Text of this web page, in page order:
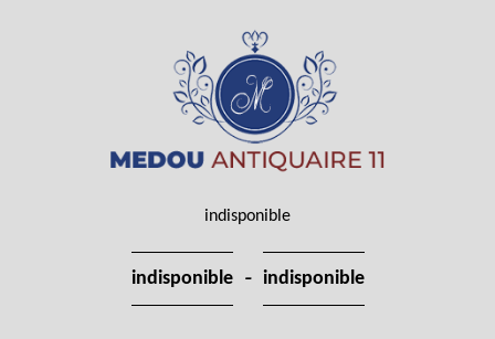
indisponible
indisponible - indisponible